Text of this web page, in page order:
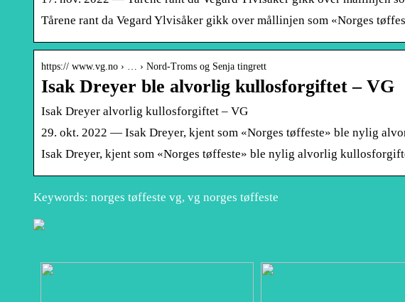
Tårene rant da Vegard Ylvisåker gikk over mållinjen som «Norges
https:// www.vg.no › … › Nord-Troms og Senja tingrett
Isak Dreyer ble alvorlig kullosforgiftet – VG
Isak Dreyer alvorlig kullosforgiftet – VG
29. okt. 2022 — Isak Dreyer, kjent som «Norges tøffeste» ble nylig
Isak Dreyer, kjent som «Norges tøffeste» ble nylig alvorlig
Keywords: norges tøffeste vg, vg norges tøffeste